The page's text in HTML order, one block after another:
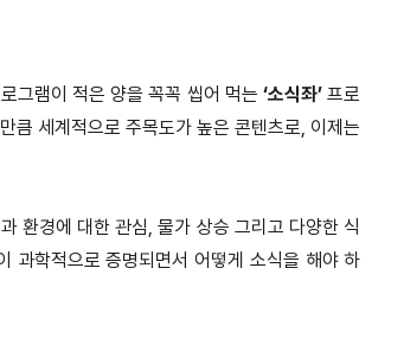
그램이 적은 양을 꼭꼭 씹어 먹는‘소식좌’프로
큼 세계적으로 주목도가 높은 콘텐츠로, 이제는
환경에 대한 관심, 물가 상승 그리고 다양한 식
과학적으로 증명되면서 어떻게 소식을 해야 하